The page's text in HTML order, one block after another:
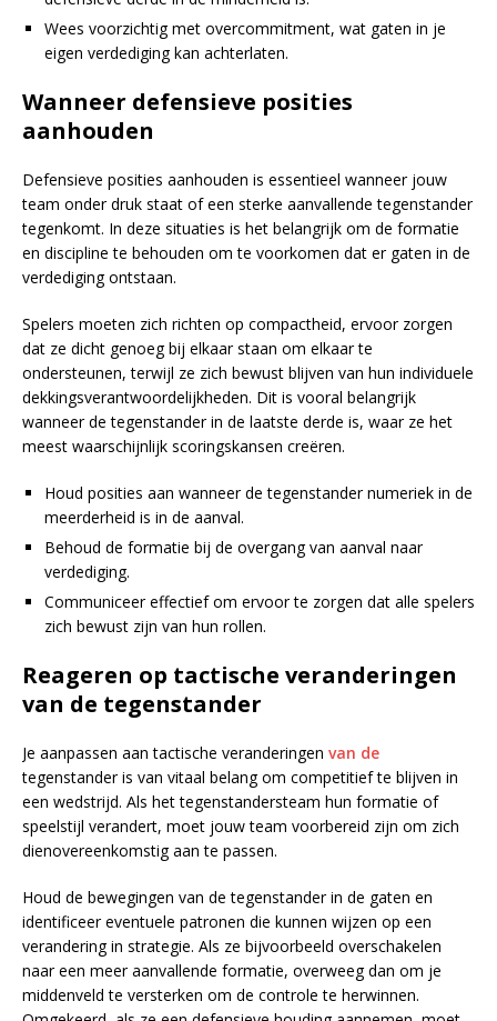
Wees voorzichtig met overcommitment, wat gaten in je
eigen verdediging kan achterlaten.
Wanneer defensieve posities
aanhouden
Defensieve posities aanhouden is essentieel wanneer jouw
team onder druk staat of een sterke aanvallende tegenstander
tegenkomt. In deze situaties is het belangrijk om de formatie
en discipline te behouden om te voorkomen dat er gaten in de
verdediging ontstaan.
Spelers moeten zich richten op compactheid, ervoor zorgen
dat ze dicht genoeg bij elkaar staan om elkaar te
ondersteunen, terwijl ze zich bewust blijven van hun individuele
dekkingsverantwoordelijkheden. Dit is vooral belangrijk
wanneer de tegenstander in de laatste derde is, waar ze het
meest waarschijnlijk scoringskansen creëren.
Houd posities aan wanneer de tegenstander numeriek in de
meerderheid is in de aanval.
Behoud de formatie bij de overgang van aanval naar
verdediging.
Communiceer effectief om ervoor te zorgen dat alle spelers
zich bewust zijn van hun rollen.
Reageren op tactische veranderingen
van de tegenstander
Je aanpassen aan tactische veranderingen van de
tegenstander is van vitaal belang om competitief te blijven in
een wedstrijd. Als het tegenstandersteam hun formatie of
speelstijl verandert, moet jouw team voorbereid zijn om zich
dienovereenkomstig aan te passen.
Houd de bewegingen van de tegenstander in de gaten en
identificeer eventuele patronen die kunnen wijzen op een
verandering in strategie. Als ze bijvoorbeeld overschakelen
naar een meer aanvallende formatie, overweeg dan om je
middenveld te versterken om de controle te herwinnen.